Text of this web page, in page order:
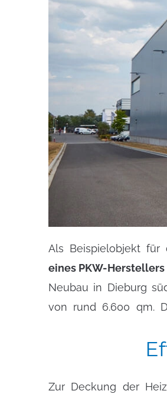
Als Beispielobjekt für
eines PKW-Herstellers
Neubau in Dieburg
von rund 6.600 qm.
Zur Deckung der